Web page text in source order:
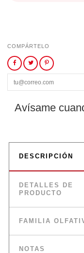
COMPÁRTELO
DESCRIPCIÓN
DETALLES DE
PRODUCTO
FAMILIA
NOTAS